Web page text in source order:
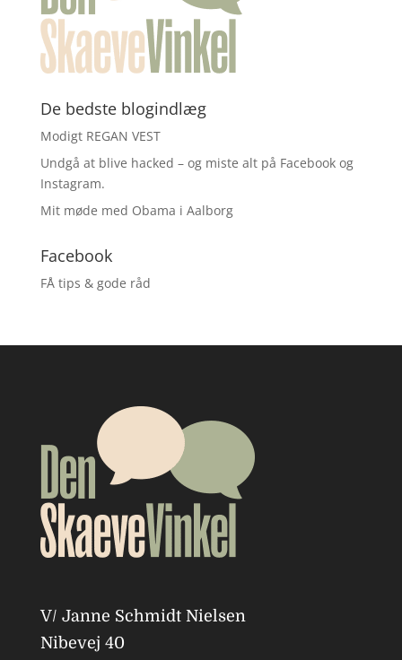
De bedste blogindlæg
Modigt REGAN VEST
Undgå at blive hacked – og miste alt på Facebook og
Instagram.
Mit møde med Obama i Aalborg
Facebook
FÅ tips & gode råd
V/ Janne Schmidt Nielsen
Nibevej 40